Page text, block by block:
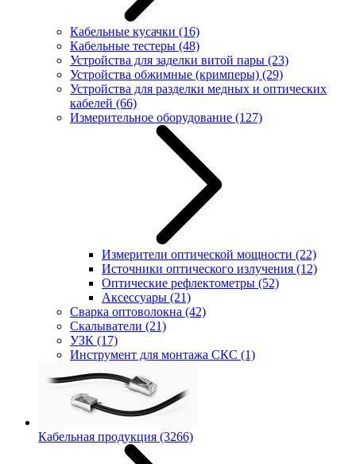
Кабельные кусачки (16)
Кабельные тестеры (48)
Устройства для заделки витой пары (23)
Устройства обжимные (кримперы) (29)
Устройства для разделки медных и оптических
кабелей (66)
Измерительное оборудование (127)
Измерители оптической мощности (22)
Источники оптического излучения (12)
Оптические рефлектометры (52)
Аксессуары (21)
Сварка оптоволокна (42)
Скалыватели (21)
УЗК (17)
Инструмент для монтажа СКС (1)
Кабельная продукция (3266)